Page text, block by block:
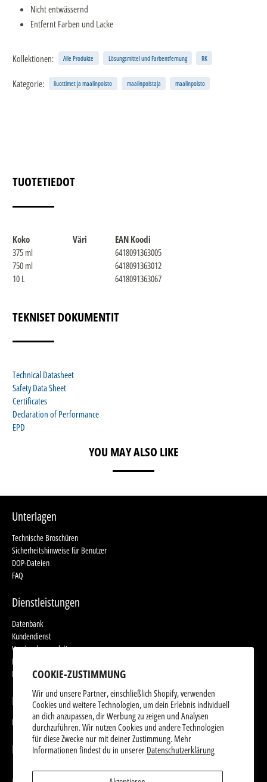
COOKIE-ZUSTIMMUNG
Wir und unsere Partner, einschließlich Shopify, verwenden
Cookies und weitere Technologien, um dein Erlebnis individuell
an dich anzupassen, dir Werbung zu zeigen und Analysen
durchzuführen. Wir nutzen Cookies und andere Technologien
für diese Zwecke nur mit deiner Zustimmung. Mehr
Informationen findest du in unserer Datenschutzerklärung
Nicht entwässernd
Entfernt Farben und Lacke
Kollektionen: Alle Produkte Lösungsmittel und Farbentfernung RK
Kategorie: liuottimet ja maalinpoisto maalinpoistaja maalinpoisto
TUOTETIEDOT
Koko Väri
EAN Koodi
375 ml
6418091363005
750 ml
6418091363012
10 L
6418091363067
TEKNISET DOKUMENTIT
Technical Datasheet
Safety Data Sheet
Certificates
Declaration of Performance
EPD
YOU MAY ALSO LIKE
Unterlagen
Technische Broschüren
Sicherheitshinweise für Benutzer
DOP-Dateien
FAQ
Dienstleistungen
Datenbank
Kundendienst
Versiegelungsanleitung
Eingestellte Produkte
Nutzungsbedingungen
Produktwebsites
Produktwebsites
Follow Us